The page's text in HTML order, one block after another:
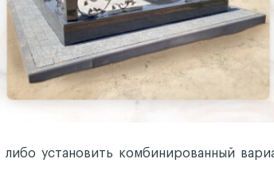
установить комбинированный